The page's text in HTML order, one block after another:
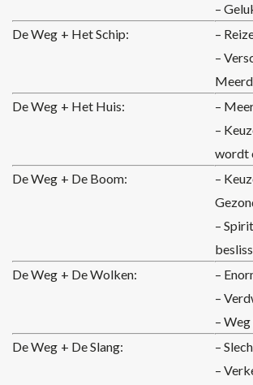
–
De Weg + Het Schip:
–
–
De Weg + Het Huis:
–
–
wordt
De Weg + De Boom:
–
–
De Weg + De Wolken:
–
–
–
De Weg + De Slang:
–
–